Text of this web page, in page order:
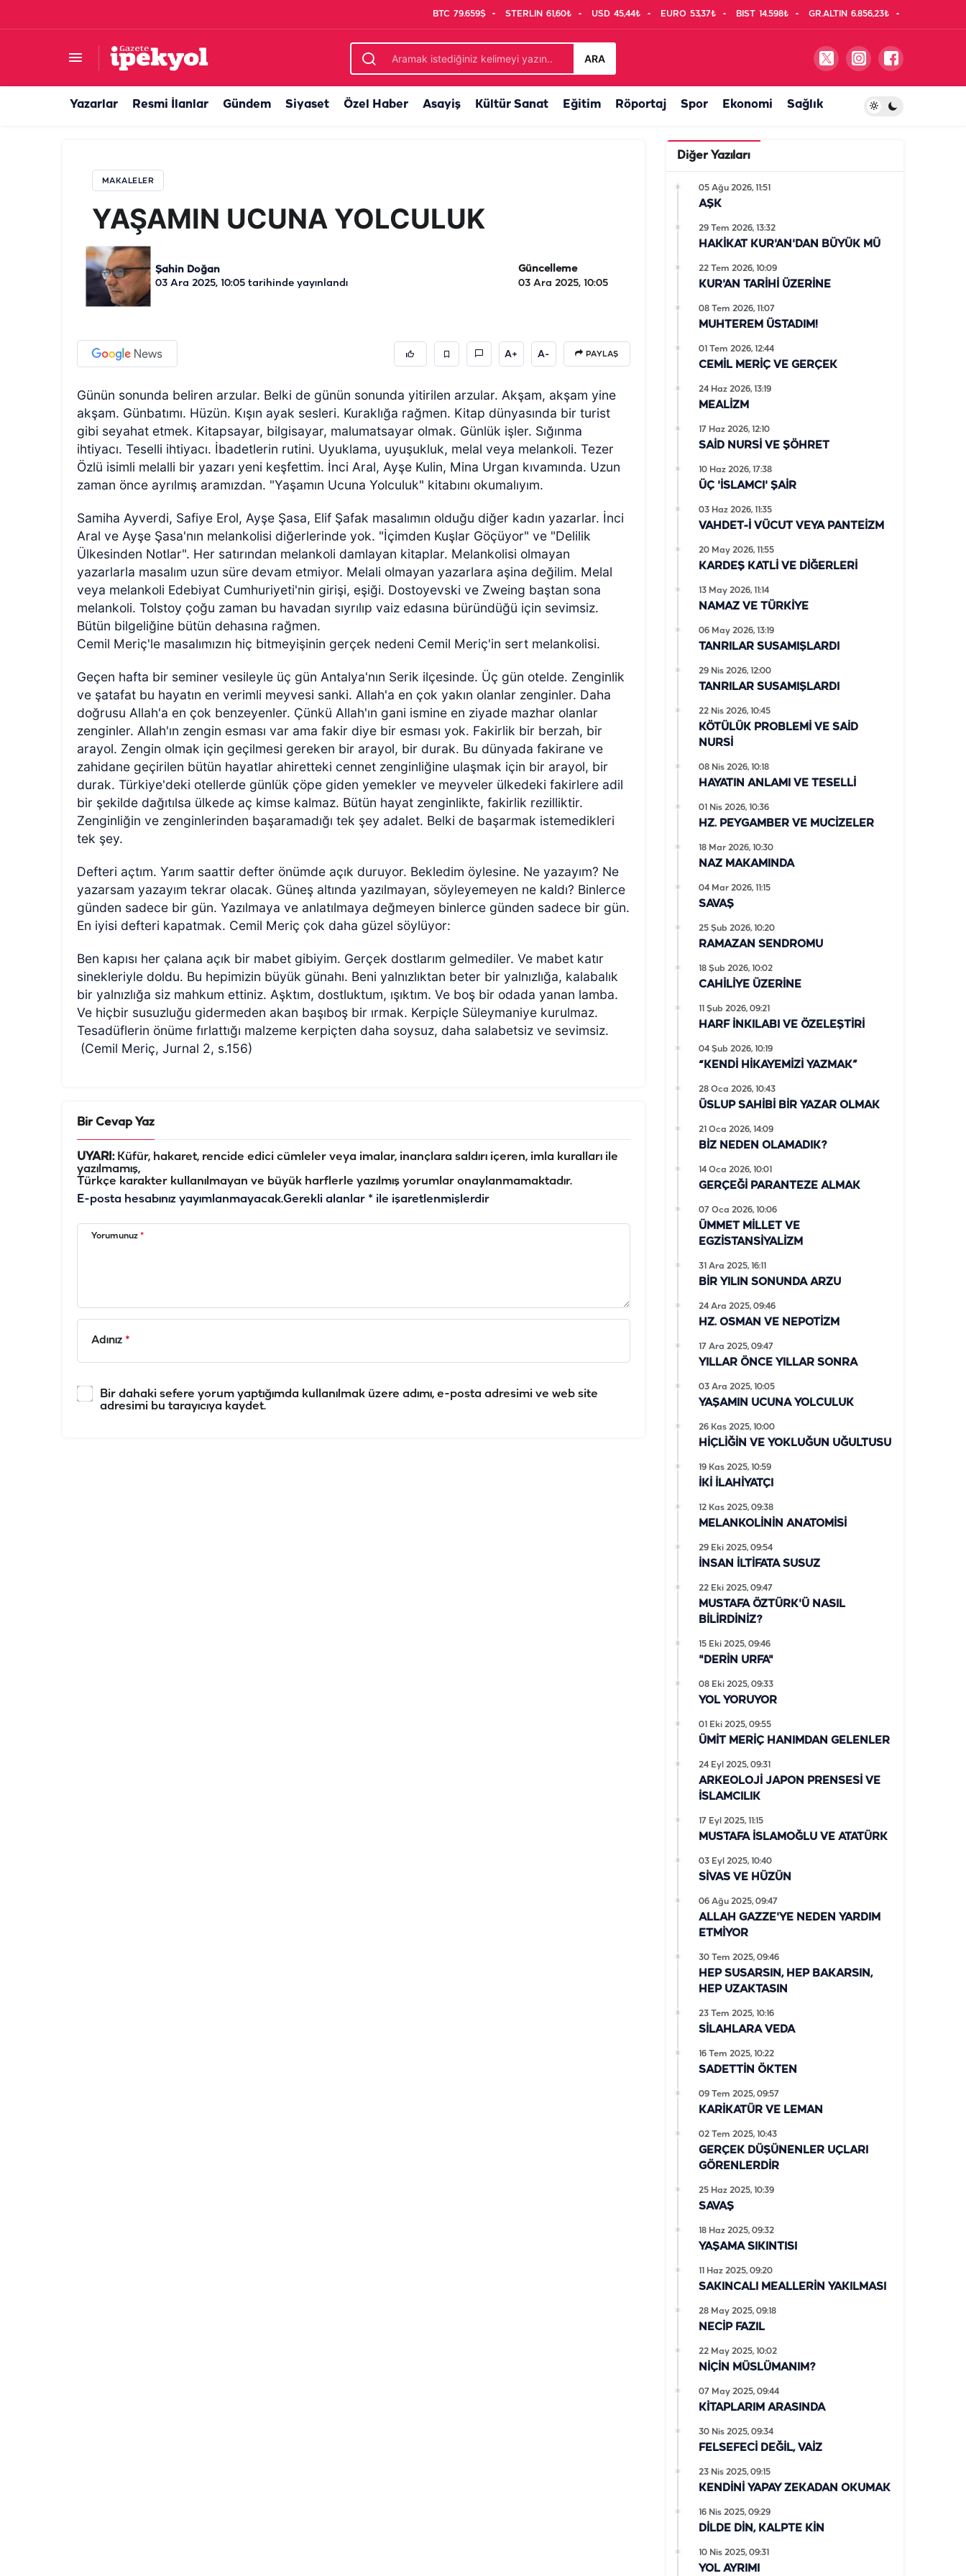
BTC 79.659$ STERLIN 61,60₺ USD 45,44₺ EURO 53,37₺ BIST 14.598₺ GR.ALTIN 6.856,23₺
ARA
Yazarlar Resmi İlanlar Gündem Siyaset Özel Haber Asayiş Kültür Sanat Eğitim Röportaj Spor Ekonomi Sağlık
MAKALELER
YAŞAMIN UCUNA YOLCULUK
Şahin Doğan
03 Ara 2025, 10:05 tarihinde yayınlandı
Güncelleme
03 Ara 2025, 10:05
A+ A- PAYLAŞ
Günün sonunda beliren arzular. Belki de günün sonunda yitirilen arzular. Akşam, akşam yine
akşam. Günbatımı. Hüzün. Kışın ayak sesleri. Kuraklığa rağmen. Kitap dünyasında bir turist
gibi seyahat etmek. Kitapsayar, bilgisayar, malumatsayar olmak. Günlük işler. Sığınma
ihtiyacı. Teselli ihtiyacı. İbadetlerin rutini. Uyuklama, uyuşukluk, melal veya melankoli. Tezer
Özlü isimli melalli bir yazarı yeni keşfettim. İnci Aral, Ayşe Kulin, Mina Urgan kıvamında. Uzun
zaman önce ayrılmış aramızdan. "Yaşamın Ucuna Yolculuk" kitabını okumalıyım.
Samiha Ayverdi, Safiye Erol, Ayşe Şasa, Elif Şafak masalımın olduğu diğer kadın yazarlar. İnci
Aral ve Ayşe Şasa'nın melankolisi diğerlerinde yok. "İçimden Kuşlar Göçüyor" ve "Delilik
Ülkesinden Notlar". Her satırından melankoli damlayan kitaplar. Melankolisi olmayan
yazarlarla masalım uzun süre devam etmiyor. Melali olmayan yazarlara aşina değilim. Melal
veya melankoli Edebiyat Cumhuriyeti'nin girişi, eşiği. Dostoyevski ve Zweing baştan sona
melankoli. Tolstoy çoğu zaman bu havadan sıyrılıp vaiz edasına büründüğü için sevimsiz.
Bütün bilgeliğine bütün dehasına rağmen.
Cemil Meriç'le masalımızın hiç bitmeyişinin gerçek nedeni Cemil Meriç'in sert melankolisi.
Geçen hafta bir seminer vesileyle üç gün Antalya'nın Serik ilçesinde. Üç gün otelde. Zenginlik
ve şatafat bu hayatın en verimli meyvesi sanki. Allah'a en çok yakın olanlar zenginler. Daha
doğrusu Allah'a en çok benzeyenler. Çünkü Allah'ın gani ismine en ziyade mazhar olanlar
zenginler. Allah'ın zengin esması var ama fakir diye bir esması yok. Fakirlik bir berzah, bir
arayol. Zengin olmak için geçilmesi gereken bir arayol, bir durak. Bu dünyada fakirane ve
zahidane geçirilen bütün hayatlar ahiretteki cennet zenginliğine ulaşmak için bir arayol, bir
durak. Türkiye'deki otellerde günlük çöpe giden yemekler ve meyveler ülkedeki fakirlere adil
bir şekilde dağıtılsa ülkede aç kimse kalmaz. Bütün hayat zenginlikte, fakirlik rezilliktir.
Zenginliğin ve zenginlerinden başaramadığı tek şey adalet. Belki de başarmak istemedikleri
tek şey.
Defteri açtım. Yarım saattir defter önümde açık duruyor. Bekledim öylesine. Ne yazayım? Ne
yazarsam yazayım tekrar olacak. Güneş altında yazılmayan, söyleyemeyen ne kaldı? Binlerce
günden sadece bir gün. Yazılmaya ve anlatılmaya değmeyen binlerce günden sadece bir gün.
En iyisi defteri kapatmak. Cemil Meriç çok daha güzel söylüyor:
Ben kapısı her çalana açık bir mabet gibiyim. Gerçek dostlarım gelmediler. Ve mabet katır
sinekleriyle doldu. Bu hepimizin büyük günahı. Beni yalnızlıktan beter bir yalnızlığa, kalabalık
bir yalnızlığa siz mahkum ettiniz. Aşktım, dostluktum, ışıktım. Ve boş bir odada yanan lamba.
Ve hiçbir susuzluğu gidermeden akan başıboş bir ırmak. Kerpiçle Süleymaniye kurulmaz.
Tesadüflerin önüme fırlattığı malzeme kerpiçten daha soysuz, daha salabetsiz ve sevimsiz.
(Cemil Meriç, Jurnal 2, s.156)
Bir Cevap Yaz
UYARI:Küfür, hakaret, rencide edici cümleler veya imalar, inançlara saldırı içeren, imla kuralları ile
yazılmamış,
Türkçe karakter kullanılmayan ve büyük harflerle yazılmış yorumlar onaylanmamaktadır.
E-posta hesabınız yayımlanmayacak.Gerekli alanlar * ile işaretlenmişlerdir
Yorumunuz *
Adınız *
Bir dahaki sefere yorum yaptığımda kullanılmak üzere adımı, e-posta adresimi ve web site
adresimi bu tarayıcıya kaydet.
Diğer Yazıları
AŞK
05 Ağu 2026, 11:51
HAKİKAT KUR'AN'DAN BÜYÜK MÜ
29 Tem 2026, 13:32
KUR'AN TARİHİ ÜZERİNE
22 Tem 2026, 10:09
MUHTEREM ÜSTADIM!
08 Tem 2026, 11:07
CEMİL MERİÇ VE GERÇEK
01 Tem 2026, 12:44
MEALİZM
24 Haz 2026, 13:19
SAİD NURSİ VE ŞÖHRET
17 Haz 2026, 12:10
ÜÇ 'İSLAMCI' ŞAİR
10 Haz 2026, 17:38
VAHDET-İ VÜCUT VEYA PANTEİZM
03 Haz 2026, 11:35
KARDEŞ KATLİ VE DİĞERLERİ
20 May 2026, 11:55
NAMAZ VE TÜRKİYE
13 May 2026, 11:14
TANRILAR SUSAMIŞLARDI
06 May 2026, 13:19
TANRILAR SUSAMIŞLARDI
29 Nis 2026, 12:00
KÖTÜLÜK PROBLEMİ VE SAİD
NURSİ
22 Nis 2026, 10:45
HAYATIN ANLAMI VE TESELLİ
08 Nis 2026, 10:18
HZ. PEYGAMBER VE MUCİZELER
01 Nis 2026, 10:36
NAZ MAKAMINDA
18 Mar 2026, 10:30
SAVAŞ
04 Mar 2026, 11:15
RAMAZAN SENDROMU
25 Şub 2026, 10:20
CAHİLİYE ÜZERİNE
18 Şub 2026, 10:02
HARF İNKILABI VE ÖZELEŞTİRİ
11 Şub 2026, 09:21
“KENDİ HİKAYEMİZİ YAZMAK”
04 Şub 2026, 10:19
ÜSLUP SAHİBİ BİR YAZAR OLMAK
28 Oca 2026, 10:43
BİZ NEDEN OLAMADIK?
21 Oca 2026, 14:09
GERÇEĞİ PARANTEZE ALMAK
14 Oca 2026, 10:01
ÜMMET MİLLET VE
EGZİSTANSİYALİZM
07 Oca 2026, 10:06
BİR YILIN SONUNDA ARZU
31 Ara 2025, 16:11
HZ. OSMAN VE NEPOTİZM
24 Ara 2025, 09:46
YILLAR ÖNCE YILLAR SONRA
17 Ara 2025, 09:47
YAŞAMIN UCUNA YOLCULUK
03 Ara 2025, 10:05
HİÇLİĞİN VE YOKLUĞUN UĞULTUSU
26 Kas 2025, 10:00
İKİ İLAHİYATÇI
19 Kas 2025, 10:59
MELANKOLİNİN ANATOMİSİ
12 Kas 2025, 09:38
İNSAN İLTİFATA SUSUZ
29 Eki 2025, 09:54
MUSTAFA ÖZTÜRK'Ü NASIL
BİLİRDİNİZ?
22 Eki 2025, 09:47
"DERİN URFA"
15 Eki 2025, 09:46
YOL YORUYOR
08 Eki 2025, 09:33
ÜMİT MERİÇ HANIMDAN GELENLER
01 Eki 2025, 09:55
ARKEOLOJİ JAPON PRENSESİ VE
İSLAMCILIK
24 Eyl 2025, 09:31
MUSTAFA İSLAMOĞLU VE ATATÜRK
17 Eyl 2025, 11:15
SİVAS VE HÜZÜN
03 Eyl 2025, 10:40
ALLAH GAZZE'YE NEDEN YARDIM
ETMİYOR
06 Ağu 2025, 09:47
HEP SUSARSIN, HEP BAKARSIN,
HEP UZAKTASIN
30 Tem 2025, 09:46
SİLAHLARA VEDA
23 Tem 2025, 10:16
SADETTİN ÖKTEN
16 Tem 2025, 10:22
KARİKATÜR VE LEMAN
09 Tem 2025, 09:57
GERÇEK DÜŞÜNENLER UÇLARI
GÖRENLERDİR
02 Tem 2025, 10:43
SAVAŞ
25 Haz 2025, 10:39
YAŞAMA SIKINTISI
18 Haz 2025, 09:32
SAKINCALI MEALLERİN YAKILMASI
11 Haz 2025, 09:20
NECİP FAZIL
28 May 2025, 09:18
NİÇİN MÜSLÜMANIM?
22 May 2025, 10:02
KİTAPLARIM ARASINDA
07 May 2025, 09:44
FELSEFECİ DEĞİL, VAİZ
30 Nis 2025, 09:34
KENDİNİ YAPAY ZEKADAN OKUMAK
23 Nis 2025, 09:15
DİLDE DİN, KALPTE KİN
16 Nis 2025, 09:29
YOL AYRIMI
10 Nis 2025, 09:31